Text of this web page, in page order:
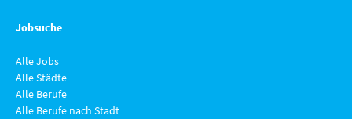
Jobsuche
Alle Jobs
Alle Städte
Alle Berufe
Alle Berufe nach Stadt